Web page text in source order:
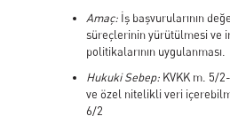
Amaç:İş başvurularının
süreçlerinin yürütülmesi ve
politikalarının uygulanması.
Hukuki Sebep:KVKK m. 5/
ve özel nitelikli veri
6/2